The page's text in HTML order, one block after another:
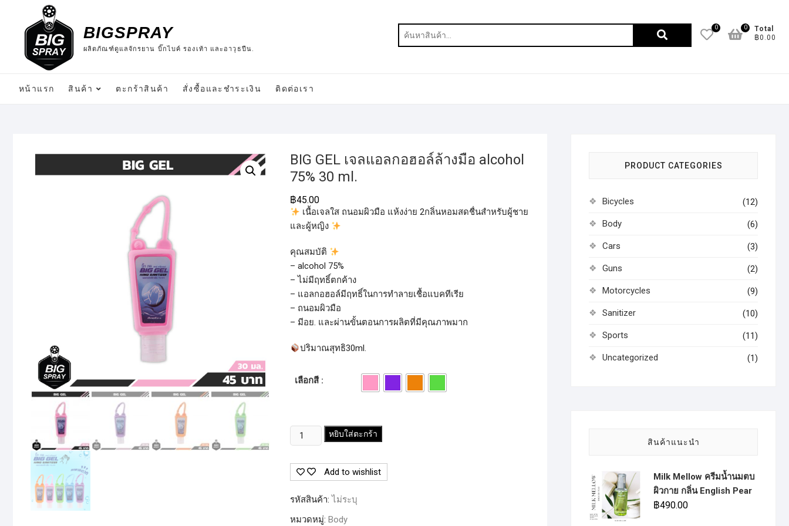
content
BIGSPRAY
ผลิตภัณฑ์ดูแลจักรยาน บิ๊กไบค์ รองเท้า และอาวุธปืน.
0
Total
฿0.00
0
หน้าแรก สินค้า ตะกร้าสินค้า สั่งซื้อและชำระเงิน ติดต่อเรา
BIG GEL เจลแอลกอฮอล์ล้างมือ alcohol
75% 30 ml.
฿45.00
เนื้อเจลใส ถนอมผิวมือ แห้งง่าย 2กลิ่นหอมสดชื่นสำหรับผู้ชาย
และผู้หญิง
คุณสมบัติ
– alcohol 75%
– ไม่มีฤทธิ์ตกค้าง
– แอลกอฮอล์มีฤทธิ์ในการทำลายเชื้อแบคทีเรีย
– ถนอมผิวมือ
– มีอย. และผ่านขั้นตอนการผลิตที่มีคุณภาพมาก
ปริมาณสุทธิ30ml.
เลือกสี :
จำนวน
BIG
เจล
ล้าง
มือ
หยิบใส่ตะกร้า
Add to wishlist
รหัสสินค้า:ไม่ระบุ
หมวดหมู่: Body
PRODUCT CATEGORIES
Bicycles (12)
Body (6)
Cars (3)
Guns (2)
Motorcycles (9)
Sanitizer (10)
Sports (11)
Uncategorized (1)
สินค้าแนะนำ
Milk Mellow ครีมน้ำนมตบ
ผิวกาย กลิ่น English Pear
฿490.00